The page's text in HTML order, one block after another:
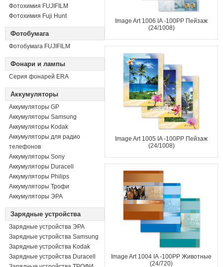
Фотохимия FUJIFILM
Фотохимия Fuji Hunt
Фотобумага
Фотобумага FUJIFILM
Фонари и лампы
Серия фонарей ERA
Аккумуляторы
Аккумуляторы GP
Аккумуляторы Samsung
Аккумуляторы Kodak
Аккумуляторы для радио
телефонов
Аккумуляторы Sony
Аккумуляторы Duracell
Аккумуляторы Philips
Аккумуляторы Трофи
Аккумуляторы ЭРА
Зарядные устройства
Зарядные устройства ЭРА
Зарядные устройства Samsung
Зарядные устройства Kodak
Зарядные устройства Duracell
Image Art 1006 IA -100PP Пейзаж
(24/1008)
Image Art 1005 IA -100PP Пейзаж
(24/1008)
Image Art 1004 IA -100PP Животные
(24/720)